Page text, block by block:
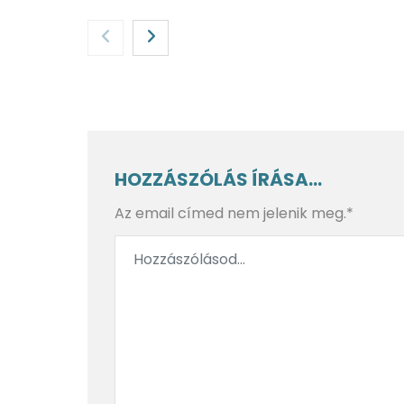
Tíz étel, amit meg kell
kóstolni a Bodeni-tó körül
HOZZÁSZÓLÁS ÍRÁSA...
Az email címed nem jelenik meg.*